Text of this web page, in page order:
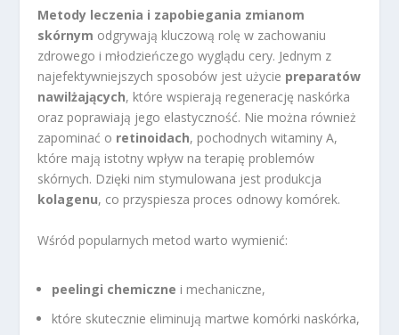
Metody leczenia i zapobiegania zmianom
skórnym odgrywają kluczową rolę w zachowaniu
zdrowego i młodzieńczego wyglądu cery. Jednym z
najefektywniejszych sposobów jest użycie preparatów
nawilżających, które wspierają regenerację naskórka
oraz poprawiają jego elastyczność. Nie można również
zapominać o retinoidach, pochodnych witaminy A,
które mają istotny wpływ na terapię problemów
skórnych. Dzięki nim stymulowana jest produkcja
kolagenu, co przyspiesza proces odnowy komórek.
Wśród popularnych metod warto wymienić:
peelingi chemiczne i mechaniczne,
które skutecznie eliminują martwe komórki naskórka,